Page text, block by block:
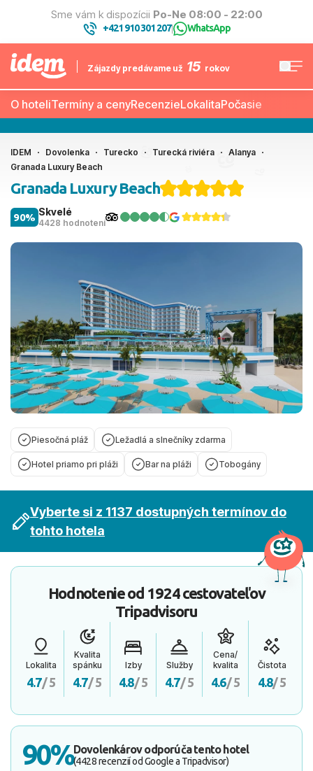
Sme vám k dispozícii Po-Ne 08:00 - 22:00
+421 910 301 207| WhatsApp
Zájazdy predávame už 15 rokov
O hoteliTermíny a cenyRecenzieLokalitaPočasie
IDEM Dovolenka Turecko Turecká riviéra
Alanya
Granada Luxury Beach
Granada Luxury Beach
Skvelé
4428 hodnotení
90%
Piesočná pláž Ležadlá a slnečníky zdarma
Hotel priamo pri pláži Bar na pláži Tobogány
Vyberte si z 1137 dostupných termínov do
tohto hotela
Hodnotenie od 1924 cestovateľov
Tripadvisoru
Lokalita
4.7/ 5
Kvalita
spánku
4.7/ 5
Izby
4.8/ 5
Služby
4.7/ 5
Cena/
kvalita
4.6/ 5
Čistota
4.8/ 5
90%Dovolenkárov odporúča tento hotel
(4428 recenzií od Google a Tripadvisor)